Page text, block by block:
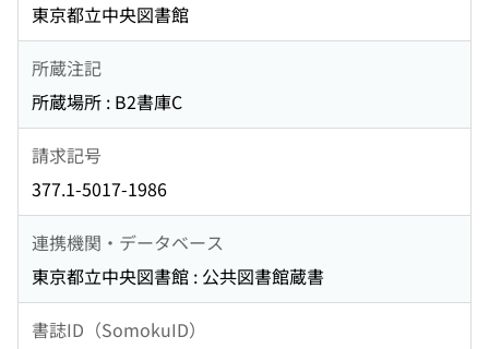
東京都立中央図書館
所蔵注記
所蔵場所 : B2書庫C
請求記号
377.1-5017-1986
連携機関・データベース
東京都立中央図書館 : 公共図書館蔵書
書誌ID（SomokuID）